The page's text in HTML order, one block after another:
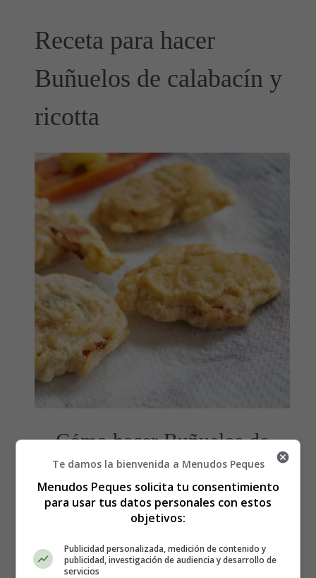
Receta para hacer
Buñuelos de calabacín y
ricotta
Cómo hacer Buñuelos de
calabacín y ricotta - Recetas
Caseras
Los ingredientes que necesitas:
Te damos la bienvenida a Menudos Peques
Menudos Peques solicita tu consentimiento
para usar tus datos personales con estos
objetivos:
Publicidad personalizada, medición de contenido y
publicidad, investigación de audiencia y desarrollo de
servicios